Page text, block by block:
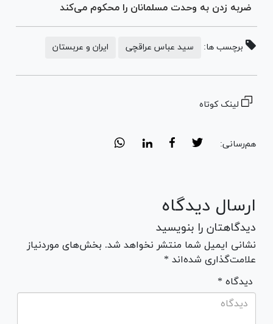
ضربه زدن به وحدت مسلمانان را محکوم می‌کند
برچسب ها: سید عباس عراقچی ایران و عربستان
لینک کوتاه
هم‌رسانی:
ارسال دیدگاه
دیدگاهتان را بنویسید
نشانی ایمیل شما منتشر نخواهد شد. بخش‌های موردنیاز
علامت‌گذاری شده‌اند *
* دیدگاه